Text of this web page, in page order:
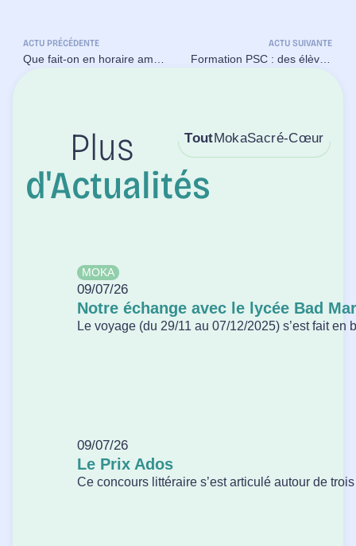
ACTU PRÉCÉDENTE ACTU SUIVANTE
Formation PSC : des élèves de 4ᵉ acteurs de la solidarité et de la citoyenneté
Plus
d'Actualités
MokaSacré-Cœur
Tout
MOKA
09/07/26
Notre échange avec le lycée Bad
Le voyage (du 29/11 au 07/12/2025) s’est fait en
09/07/26
Le Prix Ados
Ce concours littéraire s’est articulé autour de